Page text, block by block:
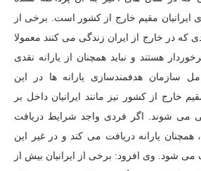
ایرانیان مقیم خارج از کشور است. برخی از
که در خارج از ایران زندگی می کنند معمولا
هستند و نباید همچنان از یارانه نقدی
سازمان هدفمندسازی یارانه ها در این
خارج از کشور نیز مانند ایرانیان داخل بر
شوند. اگر فردی واجد شرایط دریافت
همچنان یارانه دریافت می کند و در غیر این
شود. وی افزود: برخی از ایرانیان بیش از